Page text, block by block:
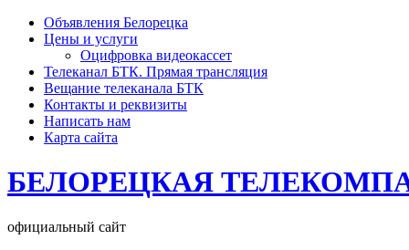
Объявления Белорецка
Цены и услуги
Оцифровка видеокассет
Телеканал БТК. Прямая трансляция
Вещание телеканала БТК
Контакты и реквизиты
Написать нам
Карта сайта
БЕЛОРЕЦКАЯ
официальный сайт